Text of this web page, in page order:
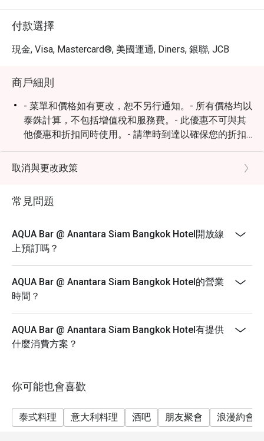
付款選擇
現金, Visa, Mastercard®, 美國運通, Diners, 銀聯, JCB
商戶細則
- 菜單和價格如有更改，恕不另行通知。- 所有價格均以
泰銖計算，不包括增值稅和服務費。- 此優惠不可與其
他優惠和折扣同時使用。- 請準時到達以確保您的折扣
和座位。如果您提早超過15分鐘到達，您的預訂將無
效。
取消與更改政策
常見問題
AQUA Bar @ Anantara Siam Bangkok Hotel開放線
上預訂嗎？
AQUA Bar @ Anantara Siam Bangkok Hotel的營業
時間？
AQUA Bar @ Anantara Siam Bangkok Hotel有提供
什麼消費方案？
你可能也會喜歡
泰式料理 意大利料理 酒吧 朋友聚會 浪漫約會